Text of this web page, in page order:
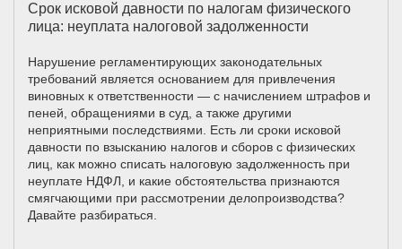
Срок исковой давности по налогам физического
лица: неуплата налоговой задолженности
Нарушение регламентирующих законодательных
требований является основанием для привлечения
виновных к ответственности — с начислением штрафов и
пеней, обращениями в суд, а также другими
неприятными последствиями. Есть ли сроки исковой
давности по взысканию налогов и сборов с физических
лиц, как можно списать налоговую задолженность при
неуплате НДФЛ, и какие обстоятельства признаются
смягчающими при рассмотрении делопроизводства?
Давайте разбираться.